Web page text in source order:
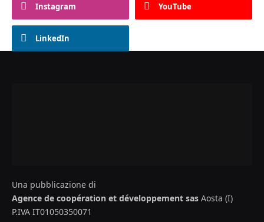
Instagram YouTube
LinkedIn
Una pubblicazione di
Agence de coopération et développement sas Aosta (I)
P.IVA IT01050350071